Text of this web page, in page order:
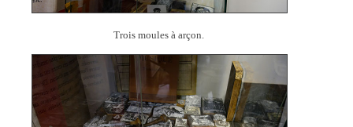
Trois moules à arçon.